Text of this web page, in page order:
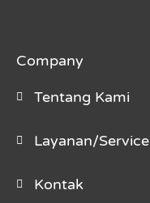
Company
Tentang Kami
Layanan/Service
Kontak